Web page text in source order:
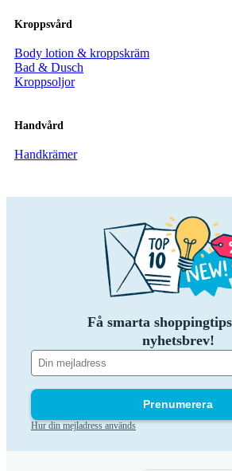
Kroppsvård
Body lotion & kroppskräm
Bad & Dusch
Kroppsoljor
Handvård
Handkrämer
Få smarta
nyhetsbrev!
Prenumerera
Hur din mejladress används